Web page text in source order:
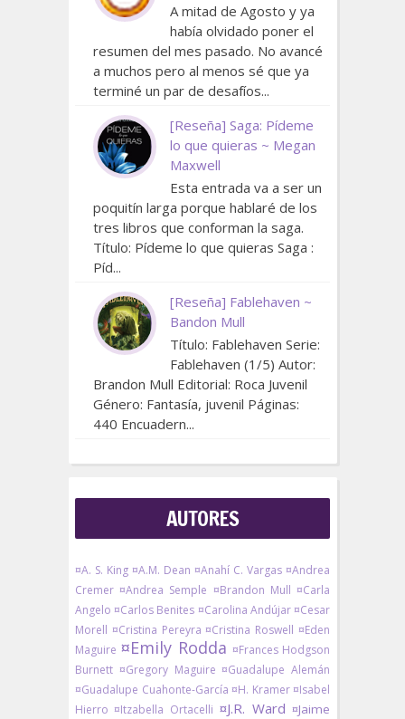
A mitad de Agosto y ya
había olvidado poner el
resumen del mes pasado. No avancé
a muchos pero al menos sé que ya
terminé un par de desafíos...
[Reseña] Saga: Pídeme
lo que quieras ~ Megan
Maxwell
Esta entrada va a ser un
poquitín larga porque hablaré de los
tres libros que conforman la saga.
Título: Pídeme lo que quieras Saga :
Píd...
[Reseña] Fablehaven ~
Bandon Mull
Título: Fablehaven Serie:
Fablehaven (1/5) Autor:
Brandon Mull Editorial: Roca Juvenil
Género: Fantasía, juvenil Páginas:
440 Encuadern...
AUTORES
¤A. S. King ¤A.M. Dean ¤Anahí C. Vargas ¤Andrea
Cremer ¤Andrea Semple ¤Brandon Mull ¤Carla
Angelo ¤Carlos Benites ¤Carolina Andújar ¤Cesar
Morell ¤Cristina Pereyra ¤Cristina Roswell ¤Eden
Maguire ¤Emily Rodda ¤Frances Hodgson
Burnett ¤Gregory Maguire ¤Guadalupe Alemán
¤Guadalupe Cuahonte-García ¤H. Kramer ¤Isabel
Hierro ¤Itzabella Ortacelli ¤J.R. Ward ¤Jaime